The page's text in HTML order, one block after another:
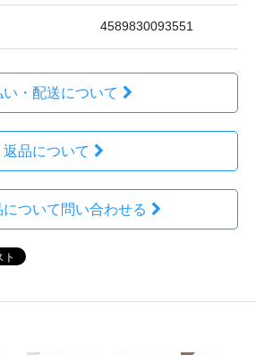
4589830093551
い・配送について
返品について
について問い合わせる